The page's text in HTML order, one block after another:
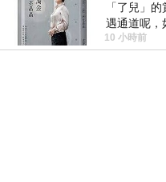
「了兒」
遇通道呢，
細賞。
10 小時前